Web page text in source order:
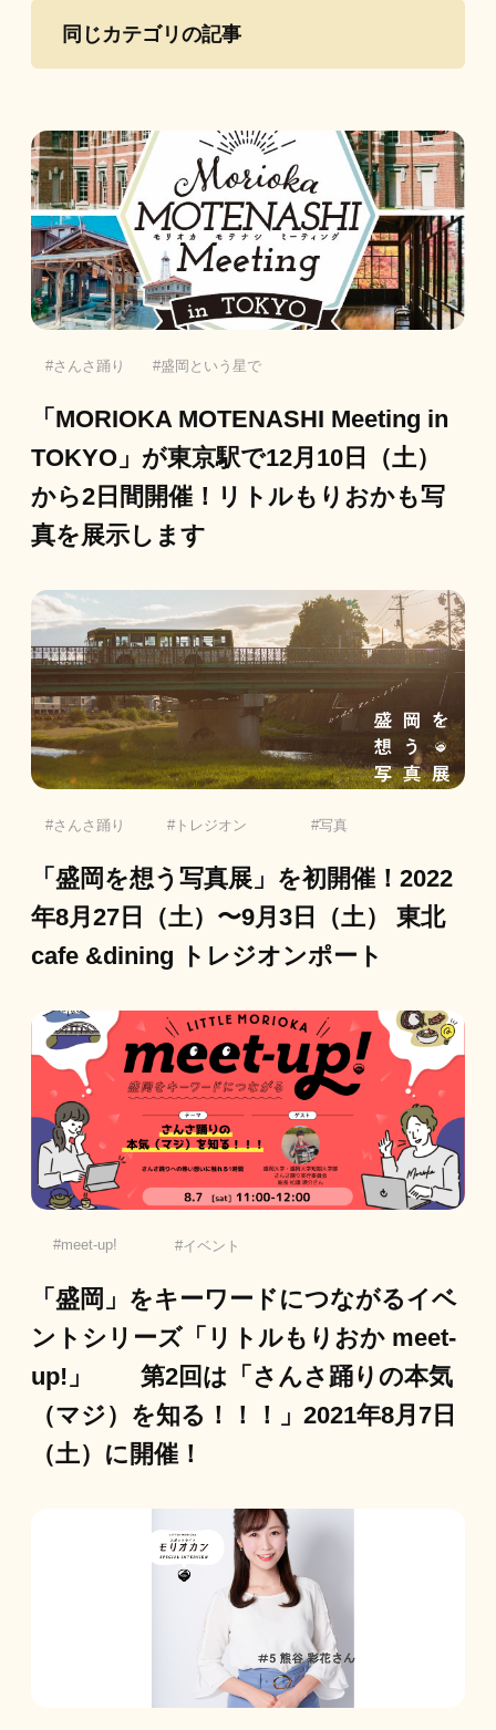
同じカテゴリの記事
さんさ踊り 盛岡という星で
「MORIOKA MOTENASHI Meeting in
TOKYO」が東京駅で12月10日（土）
から2日間開催！リトルもりおかも写
真を展示します
さんさ踊り トレジオン 写真
「盛岡を想う写真展」を初開催！2022
年8月27日（土）〜9月3日（土） 東北
cafe &dining トレジオンポート
meet-up! イベント
「盛岡」をキーワードにつながるイベ
ントシリーズ「リトルもりおか meet-
up!」 第2回は「さんさ踊りの本気
（マジ）を知る！！！」2021年8月7日
（土）に開催！